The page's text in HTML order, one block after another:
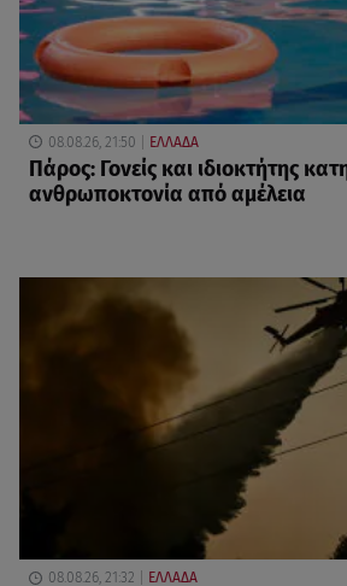
08.08.26, 21:50 ΕΛΛΑΔΑ
Πάρος: Γονείς και ιδιοκτήτης
ανθρωποκτονία από αμέλεια
08.08.26, 21:32 ΕΛΛΑΔΑ